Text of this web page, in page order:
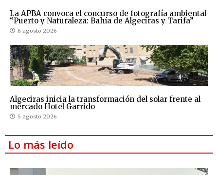
La APBA convoca el concurso de fotografía ambiental
“Puerto y Naturaleza: Bahía de Algeciras y Tarifa”
6 agosto 2026
Algeciras inicia la transformación del solar frente al
mercado Hotel Garrido
5 agosto 2026
Lo más leído